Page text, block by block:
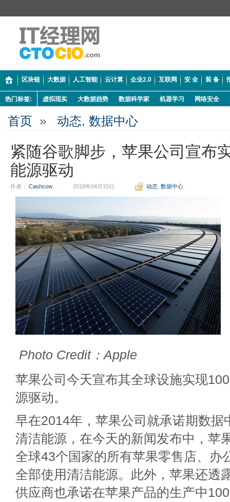
区块链 大数据 人工智能 云计算 企业2.0 互联网 安 全 装 备
热门标签: 虚拟现实 大数据趋势 数据科学家 机器学习 网络安全
首页 » 动态, 数据中心
紧随谷歌脚步，苹果公司宣布
能源驱动
作者： Cashcow 2018年04月10日 动态 数据中心
Photo Credit：Apple
苹果公司今天宣布其全球设施实现
源驱动。
早在2014年，苹果公司就承诺期数据
清洁能源，在今天的新闻发布中，苹
全球43个国家的所有苹果零售店、办
全部使用清洁能源。此外，苹果还透
供应商也承诺在苹果产品的生产中